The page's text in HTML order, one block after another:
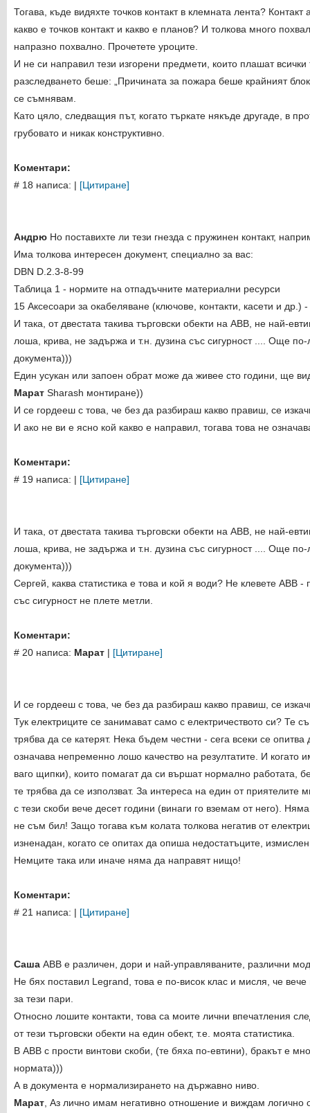
Тогава, къде видяхте точков контакт в клемната лента?
какво е точков контакт и какво е планов? И толкова много
напразно похвално. Прочетете уроците.
И не си направил тези изгорени предмети, които плашат всички
разследването беше: „Причината за пожара беше крайният
се съмнявам.
Като цяло, следващия път, когато търкате някъде другаде, в
грубовато и никак конструктивно.
Коментари:
# 18 написа: | [Цитиране]
Андрю Но поставихте ли тези гнезда с пружинен контакт,
Има толкова интересен документ, специално за вас:
DBN D.2.3-8-99
Таблица 1 - нормите на отпадъчните материални ресурси
15 Аксесоари за окабеляване (ключове, контакти, касети и др.)
И така, от двестата такива търговски обекти на ABB, не най-
лоша, крива, не задържа и т.н. дузина със сигурност .... Още
документа)))
Един усукан или запоен обрат може да живее сто години, ще
Марат Sharash монтиране))
И се гордееш с това, че без да разбираш какво правиш, се
И ако не ви е ясно кой какво е направил, тогава това не
Коментари:
# 19 написа: | [Цитиране]
И така, от двестата такива търговски обекти на ABB, не най-
лоша, крива, не задържа и т.н. дузина със сигурност .... Още
документа)))
Сергей, каква статистика е това и кой я води? Не клевете ABB
със сигурност не плете метли.
Коментари:
# 20 написа: Марат | [Цитиране]
И се гордееш с това, че без да разбираш какво правиш, се
Тук електриците се занимават само с електричеството си? Те
трябва да се катерят. Нека бъдем честни - сега всеки се
означава непременно лошо качество на резултатите. И
ваго щипки), които помагат да си вършат нормално работата,
те трябва да се използват. За интереса на един от приятелите
с тези скоби вече десет години (винаги го вземам от него).
не съм бил! Защо тогава към колата толкова негатив от
изненадан, когато се опитах да опиша недостатъците,
Немците така или иначе няма да направят нищо!
Коментари:
# 21 написа: | [Цитиране]
Саша ABB е различен, дори и най-управляваните, различни
Не бях поставил Legrand, това е по-висок клас и мисля, че
за тези пари.
Относно лошите контакти, това са моите лични впечатления
от тези търговски обекти на един обект, т.е. моята статистика.
В ABB с прости винтови скоби, (те бяха по-евтини), бракът е
нормата)))
А в документа е нормализирането на държавно ниво.
Марат , Аз лично имам негативно отношение и виждам логично